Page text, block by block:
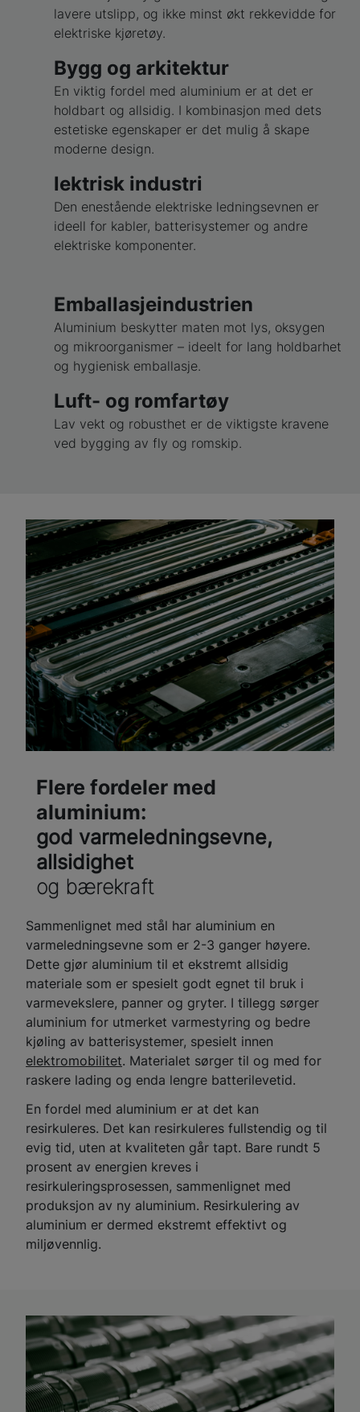
lavere utslipp, og ikke minst økt rekkevidde for
elektriske kjøretøy.
Bygg og arkitektur
En viktig fordel med aluminium er at det er
holdbart og allsidig. I kombinasjon med dets
estetiske egenskaper er det mulig å skape
moderne design.
lektrisk industri
Den enestående elektriske ledningsevnen er
ideell for kabler, batterisystemer og andre
elektriske komponenter.
Emballasjeindustrien
Aluminium beskytter maten mot lys, oksygen
og mikroorganismer – ideelt for lang holdbarhet
og hygienisk emballasje.
Luft- og romfartøy
Lav vekt og robusthet er de viktigste kravene
ved bygging av fly og romskip.
Flere fordeler med
aluminium:
god varmeledningsevne,
allsidighet
og bærekraft
Sammenlignet med stål har aluminium en
varmeledningsevne som er 2-3 ganger høyere.
Dette gjør aluminium til et ekstremt allsidig
materiale som er spesielt godt egnet til bruk i
varmevekslere, panner og gryter. I tillegg sørger
aluminium for utmerket varmestyring og bedre
kjøling av batterisystemer, spesielt innen
elektromobilitet. Materialet sørger til og med for
raskere lading og enda lengre batterilevetid.
En fordel med aluminium er at det kan
resirkuleres. Det kan resirkuleres fullstendig og til
evig tid, uten at kvaliteten går tapt. Bare rundt 5
prosent av energien kreves i
resirkuleringsprosessen, sammenlignet med
produksjon av ny aluminium. Resirkulering av
aluminium er dermed ekstremt effektivt og
miljøvennlig.